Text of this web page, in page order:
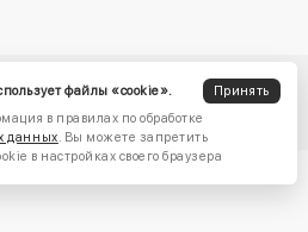
файлы «cookie».
Принять
в правилах по обработке
данных. Вы можете запретить
в настройках своего браузера